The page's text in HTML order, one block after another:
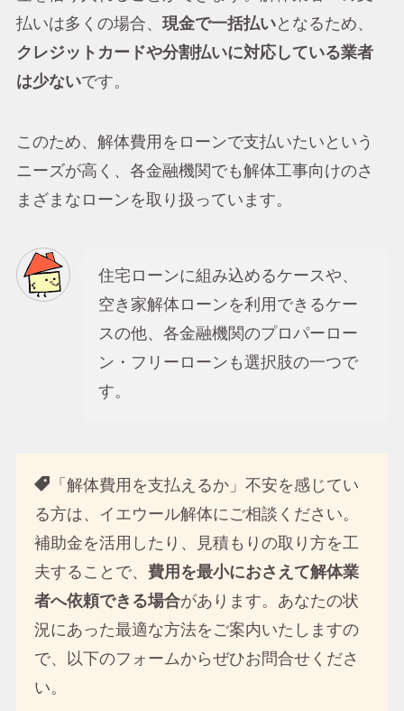
払いは多くの場合、 現金で一括払いとなるため、
クレジットカードや分割払いに対応している業者
は少ないです。
このため、解体費用をローンで支払いたいという
ニーズが高く、各金融機関でも解体工事向けのさ
まざまなローンを取り扱っています。
住宅ローンに組み込めるケースや、
空き家解体ローンを利用できるケー
スの他、各金融機関のプロパーロー
ン・フリーローンも選択肢の一つで
す。
「解体費用を支払えるか」不安を感じてい
る方は、イエウール解体にご相談ください。
補助金を活用したり、見積もりの取り方を工
夫することで、 費用を最小におさえて解体業
者へ依頼できる場合があります。あなたの状
況にあった最適な方法をご案内いたしますの
で、以下のフォームからぜひお問合せくださ
い。